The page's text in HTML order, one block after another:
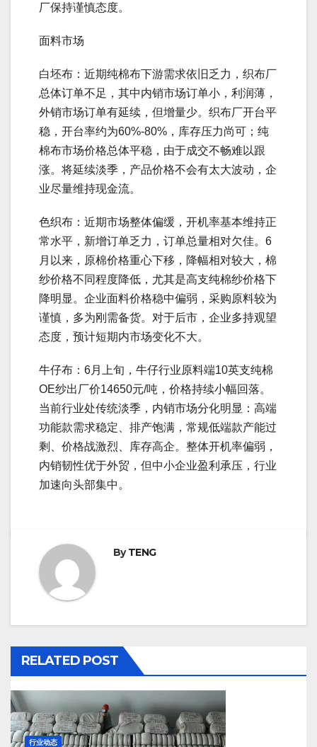
厂保持谨慎态度。
面料市场
白坯布：近期纯棉布下游需求依旧乏力，织布厂
总体订单不足，其中内销市场订单小，利润薄，
外销市场订单有延续，但增量少。织布厂开台平
稳，开台率约为60%-80%，库存压力尚可；纯
棉布市场价格总体平稳，由于成交不畅难以跟
涨。将延续淡季，产品价格不会有太大波动，企
业尽量维持现金流。
色织布：近期市场整体偏缓，开机率基本维持正
常水平，新增订单乏力，订单总量相对欠佳。6
月以来，原棉价格重心下移，降幅相对较大，棉
纱价格不同程度降低，尤其是高支纯棉纱价格下
降明显。企业面料价格稳中偏弱，采购原料较为
谨慎，多为刚需备货。对于后市，企业多持观望
态度，预计短期内市场变化不大。
牛仔布：6月上旬，牛仔行业原料端10英支纯棉
OE纱出厂价14650元/吨，价格持续小幅回落。
当前行业处传统淡季，内销市场分化明显：高端
功能款需求稳定、排产饱满，常规低端款产能过
剩、价格战激烈、库存高企。整体开机率偏弱，
内销韧性优于外贸，但中小企业盈利承压，行业
加速向头部集中。
ByTENG
RELATED POST
行业动态